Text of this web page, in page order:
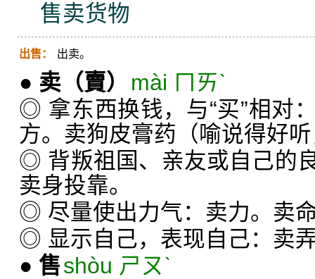
售卖货物
出售： 出卖。
● 卖 （賣）
mài ㄇㄞˋ
◎ 拿东西换钱，与“买”相对
方。卖狗皮膏药（喻说得好
◎ 背叛祖国、亲友或自己的
卖身投靠。
◎ 尽量使出力气：卖力。卖
◎ 显示自己，表现自己：卖
● 售shòu ㄕㄡˋ